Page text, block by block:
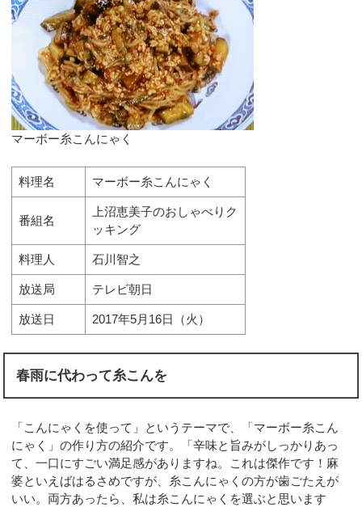
マーボー糸こんにゃく
料理名 マーボー糸こんにゃく
番組名
上沼恵美子のおしゃべりク
ッキング
料理人 石川智之
放送局 テレビ朝日
放送日 2017年5月16日（火）
春雨に代わって糸こんを
「こんにゃくを使って」というテーマで、「マーボー糸こん
にゃく」の作り方の紹介です。「辛味と旨みがしっかりあっ
て、一口にすごい満足感がありますね。これは傑作です！麻
婆といえばはるさめですが、糸こんにゃくの方が歯ごたえが
いい。両方あったら、私は糸こんにゃくを選ぶと思います